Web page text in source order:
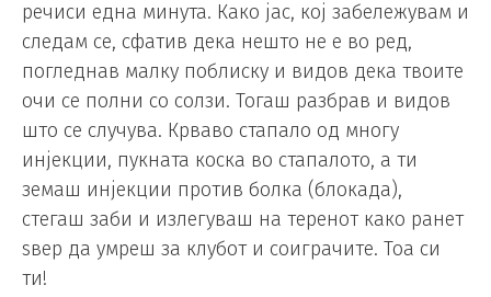
речиси една минута. Како јас, кој забележувам и
следам се, сфатив дека нешто не е во ред,
погледнав малку поблиску и видов дека твоите
очи се полни со солзи. Тогаш разбрав и видов
што се случува. Крваво стапало од многу
инјекции, пукната коска во стапалото, а ти
земаш инјекции против болка (блокада),
стегаш заби и излегуваш на теренот како ранет
ѕвер да умреш за клубот и соиграчите. Тоа си
ти!